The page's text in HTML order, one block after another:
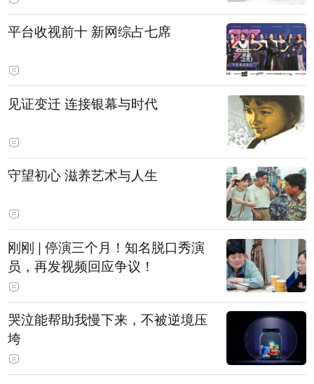
平台收视前十 新网综占七席
见证变迁 连接银幕与时代
守望初心 滋养艺术与人生
刚刚 | 停演三个月！知名脱口秀演
员，再发视频回应争议！
哭泣能帮助我慢下来，不被逆境压
垮